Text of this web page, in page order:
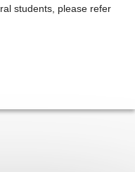
students, please refer